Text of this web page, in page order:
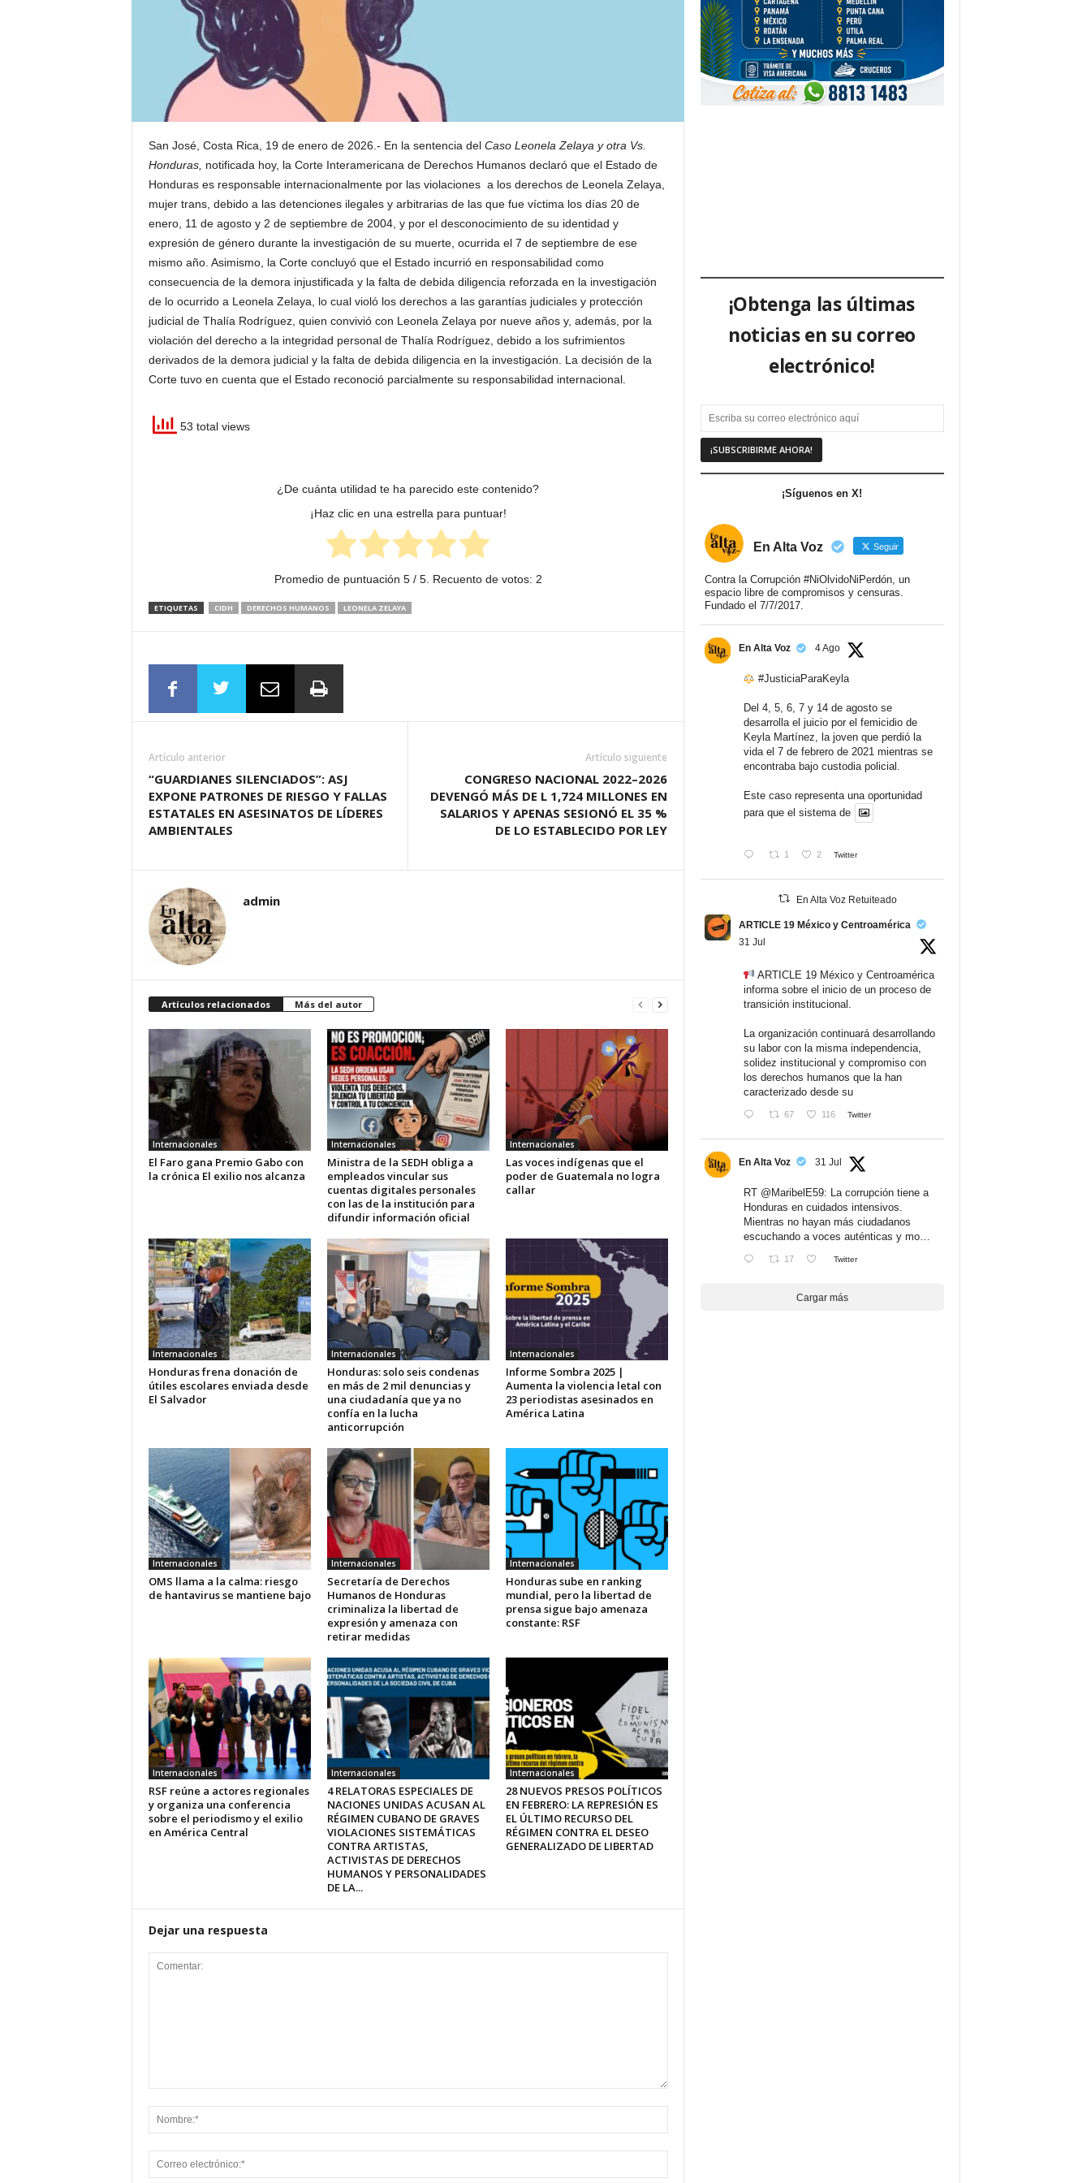
San José, Costa Rica, 19 de enero de 2026.- En la sentencia del Caso Leonela Zelaya y otra Vs.
Honduras, notificada hoy, la Corte Interamericana de Derechos Humanos declaró que el Estado de
Honduras es responsable internacionalmente por las violaciones a los derechos de Leonela Zelaya,
mujer trans, debido a las detenciones ilegales y arbitrarias de las que fue víctima los días 20 de
enero, 11 de agosto y 2 de septiembre de 2004, y por el desconocimiento de su identidad y
expresión de género durante la investigación de su muerte, ocurrida el 7 de septiembre de ese
mismo año. Asimismo, la Corte concluyó que el Estado incurrió en responsabilidad como
consecuencia de la demora injustificada y la falta de debida diligencia reforzada en la investigación
de lo ocurrido a Leonela Zelaya, lo cual violó los derechos a las garantías judiciales y protección
judicial de Thalía Rodríguez, quien convivió con Leonela Zelaya por nueve años y, además, por la
violación del derecho a la integridad personal de Thalía Rodríguez, debido a los sufrimientos
derivados de la demora judicial y la falta de debida diligencia en la investigación. La decisión de la
Corte tuvo en cuenta que el Estado reconoció parcialmente su responsabilidad internacional.
53 total views
¿De cuánta utilidad te ha parecido este contenido?
¡Haz clic en una estrella para puntuar!
Promedio de puntuación 5/ 5. Recuento de votos: 2
ETIQUETAS CIDH DERECHOS HUMANOS LEONELA ZELAYA
Artículo anterior
“GUARDIANES SILENCIADOS”: ASJ
EXPONE PATRONES DE RIESGO Y FALLAS
ESTATALES EN ASESINATOS DE LÍDERES
AMBIENTALES
Artículo siguiente
CONGRESO NACIONAL 2022–2026
DEVENGÓ MÁS DE L 1,724 MILLONES EN
SALARIOS Y APENAS SESIONÓ EL 35 %
DE LO ESTABLECIDO POR LEY
admin
Artículos relacionados Más del autor
Internacionales
El Faro gana Premio Gabo con
la crónica El exilio nos alcanza
Internacionales
Ministra de la SEDH obliga a
empleados vincular sus
cuentas digitales personales
con las de la institución para
difundir información oficial
Internacionales
Las voces indígenas que el
poder de Guatemala no logra
callar
Internacionales
Honduras frena donación de
útiles escolares enviada desde
El Salvador
Internacionales
Honduras: solo seis condenas
en más de 2 mil denuncias y
una ciudadanía que ya no
confía en la lucha
anticorrupción
Internacionales
Informe Sombra 2025 |
Aumenta la violencia letal con
23 periodistas asesinados en
América Latina
Internacionales
OMS llama a la calma: riesgo
de hantavirus se mantiene bajo
Internacionales
Secretaría de Derechos
Humanos de Honduras
criminaliza la libertad de
expresión y amenaza con
retirar medidas
Internacionales
Honduras sube en ranking
mundial, pero la libertad de
prensa sigue bajo amenaza
constante: RSF
Internacionales
RSF reúne a actores regionales
y organiza una conferencia
sobre el periodismo y el exilio
en América Central
Internacionales
4 RELATORAS ESPECIALES DE
NACIONES UNIDAS ACUSAN AL
RÉGIMEN CUBANO DE GRAVES
VIOLACIONES SISTEMÁTICAS
CONTRA ARTISTAS,
ACTIVISTAS DE DERECHOS
HUMANOS Y PERSONALIDADES
DE LA...
Internacionales
28 NUEVOS PRESOS POLÍTICOS
EN FEBRERO: LA REPRESIÓN ES
EL ÚLTIMO RECURSO DEL
RÉGIMEN CONTRA EL DESEO
GENERALIZADO DE LIBERTAD
Dejar una respuesta
¡Obtenga las últimas
noticias en su correo
electrónico!
¡Síguenos en X!
En Alta Voz Seguir
Contra la Corrupción #NiOlvidoNiPerdón, un
espacio libre de compromisos y censuras.
Fundado el 7/7/2017.
En Alta Voz 4 Ago
#JusticiaParaKeyla
Del 4, 5, 6, 7 y 14 de agosto se
desarrolla el juicio por el femicidio de
Keyla Martínez, la joven que perdió la
vida el 7 de febrero de 2021 mientras se
encontraba bajo custodia policial.
Este caso representa una oportunidad
para que el sistema de
1 2 Twitter
En Alta Voz Retuiteado
ARTICLE 19 México y Centroamérica
31 Jul
ARTICLE 19 México y Centroamérica
informa sobre el inicio de un proceso de
transición institucional.
La organización continuará desarrollando
su labor con la misma independencia,
solidez institucional y compromiso con
los derechos humanos que la han
caracterizado desde su
67 116 Twitter
En Alta Voz 31 Jul
RT @MaribelE59: La corrupción tiene a
Honduras en cuidados intensivos.
Mientras no hayan más ciudadanos
escuchando a voces auténticas y mo…
17 Twitter
Cargar más